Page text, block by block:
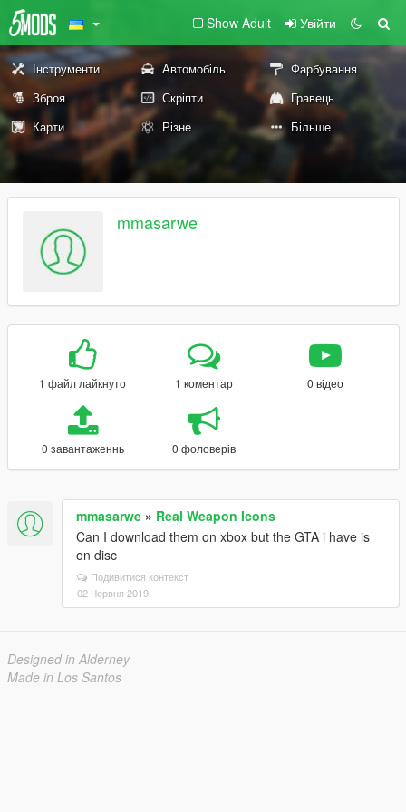
Show Adult Увійти
Інструменти Автомобіль
Фарбування
Зброя
Скріпти
Гравець
Карти
Різне Більше
mmasarwe
1 файл лайкнуто 1 коментар 0 відео
0 завантаженнь 0 фоловерів
mmasarwe » Real Weapon Icons
Can I download them on xbox but the GTA i have is
on disc
Подивитися контекст
02 Червня 2019
Designed in Alderney
Made in Los Santos